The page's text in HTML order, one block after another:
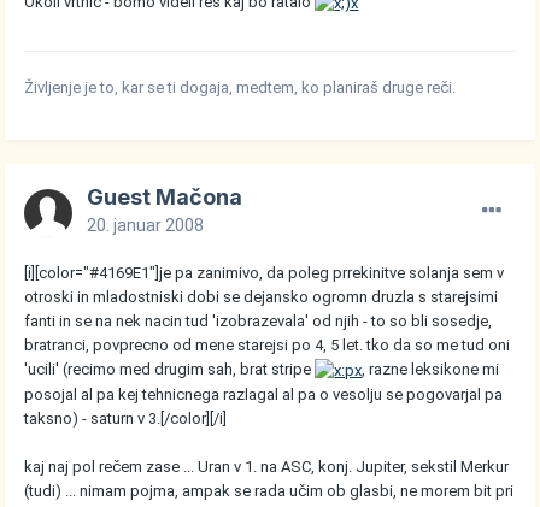
Življenje je to, kar se ti dogaja, medtem, ko planiraš druge reči.
Guest Mačona
20. januar 2008
[i][color="#4169E1"]je pa zanimivo, da poleg prrekinitve solanja sem v
otroski in mladostniski dobi se dejansko ogromn druzla s starejsimi
fanti in se na nek nacin tud 'izobrazevala' od njih - to so bli sosedje,
bratranci, povprecno od mene starejsi po 4, 5 let. tko da so me tud oni
'ucili' (recimo med drugim sah, brat stripe
, razne leksikone mi
posojal al pa kej tehnicnega razlagal al pa o vesolju se pogovarjal pa
taksno) - saturn v 3.[/color][/i]
kaj naj pol rečem zase ... Uran v 1. na ASC, konj. Jupiter, sekstil Merkur
(tudi) ... nimam pojma, ampak se rada učim ob glasbi, ne morem bit pri